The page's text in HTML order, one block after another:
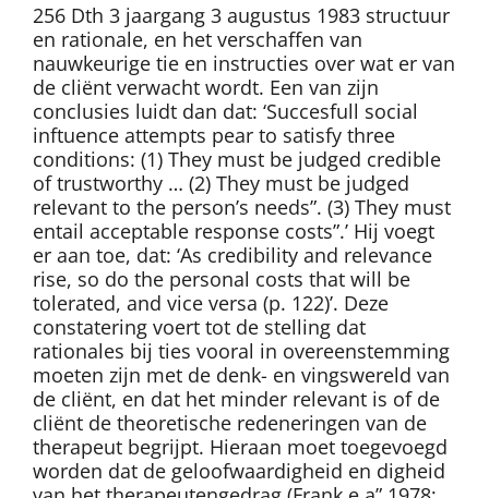
256 Dth 3 jaargang 3 augustus 1983 structuur
en rationale, en het verschaffen van
nauwkeurige tie en instructies over wat er van
de cliënt verwacht wordt. Een van zijn
conclusies luidt dan dat: ‘Succesfull social
inftuence attempts pear to satisfy three
conditions: (1) They must be judged credible
of trustworthy … (2) They must be judged
relevant to the person’s needs”. (3) They must
entail acceptable response costs”.’ Hij voegt
er aan toe, dat: ‘As credibility and relevance
rise, so do the personal costs that will be
tolerated, and vice versa (p. 122)’. Deze
constatering voert tot de stelling dat
rationales bij ties vooral in overeenstemming
moeten zijn met de denk- en vingswereld van
de cliënt, en dat het minder relevant is of de
cliënt de theoretische redeneringen van de
therapeut begrijpt. Hieraan moet toegevoegd
worden dat de geloofwaardigheid en digheid